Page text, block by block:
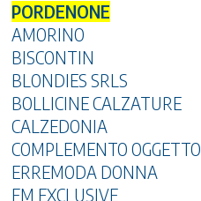
PORDENONE
AMORINO
BISCONTIN
BLONDIES SRLS
BOLLICINE CALZATURE
CALZEDONIA
COMPLEMENTO OGGETTO
ERREMODA DONNA
FM EXCLUSIVE